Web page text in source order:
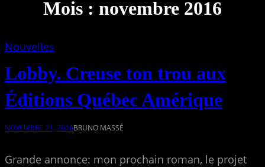
Mois : novembre 2016
Nouvelles
Lobby. Creuse ton trou aux
Éditions Québec Amérique
NOVEMBRE 21, 2016BRUNO MASSÉ
Grande annonce: mon prochain roman, le projet